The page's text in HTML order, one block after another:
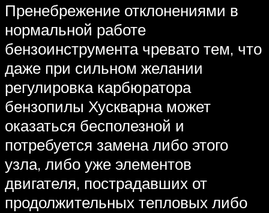
Пренебрежение отклонениями в
нормальной работе
бензоинструмента чревато тем, что
даже при сильном желании
регулировка карбюратора
бензопилы Хускварна может
оказаться бесполезной и
потребуется замена либо этого
узла, либо уже элементов
двигателя, пострадавших от
продолжительных тепловых либо